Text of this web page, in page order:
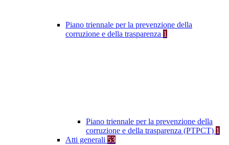
Piano triennale per la prevenzione della
corruzione e della trasparenza 1
Piano triennale per la prevenzione della
corruzione e della trasparenza (PTPCT) 1
Atti generali 53